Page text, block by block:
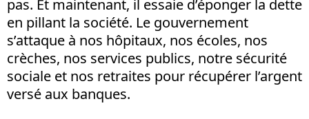
pas. Et maintenant, il essaie d’éponger la dette
en pillant la société. Le gouvernement
s’attaque à nos hôpitaux, nos écoles, nos
crèches, nos services publics, notre sécurité
sociale et nos retraites pour récupérer l’argent
versé aux banques.